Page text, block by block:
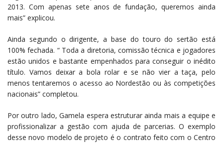
2013. Com apenas sete anos de fundação, queremos ainda
mais” explicou.
Ainda segundo o dirigente, a base do touro do sertão está
100% fechada. “ Toda a diretoria, comissão técnica e jogadores
estão unidos e bastante empenhados para conseguir o inédito
título. Vamos deixar a bola rolar e se não vier a taça, pelo
menos tentaremos o acesso ao Nordestão ou às competições
nacionais” completou.
Por outro lado, Gamela espera estruturar ainda mais a equipe e
profissionalizar a gestão com ajuda de parcerias. O exemplo
desse novo modelo de projeto é o contrato feito com o Centro